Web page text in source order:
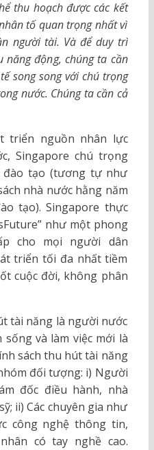
thu hoạch được các kết
tố quan trọng nhất vì
người tài. Và để duy trì
năng động, chúng ta cần
song song với chú trọng
nước. Chúng ta cần cả
triển nguồn nhân lực
Singapore chú trọng
đào tạo (tương tự như
nhà nước hằng năm
tạo). Singapore thực
như một phong
cho mọi người dân
triển tối đa nhất tiềm
cuộc đời, không phân
tài năng là người nước
và làm việc mới là
sách thu hút tài năng
đối tượng: i) Người
đốc điều hành, nhà
ii) Các chuyên gia như
công nghệ thông tin,
có tay nghề cao.